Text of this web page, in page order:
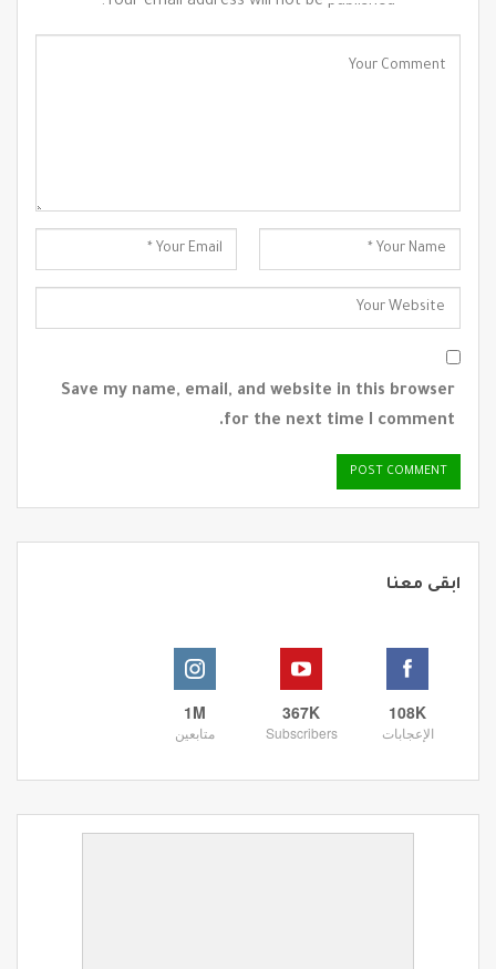
Save my name, email, and website in this browser
for the next time I comment.
ابقى معنا
108K
الإعجابات
367K
Subscribers
1M
متابعين